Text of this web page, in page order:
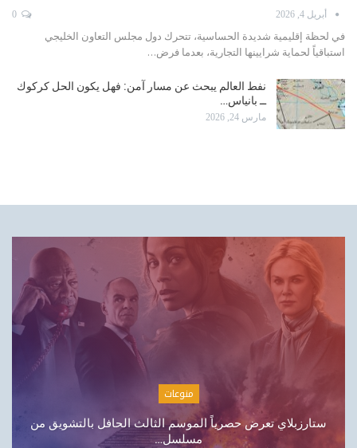
أبريل 4, 2026
في لحظة إقليمية شديدة الحساسية، تتحرك دول مجلس التعاون الخليجي
استباقياً لحماية شرايينها التجارية، بعدما فرض…
نفط العالم يبحث عن مسار آمن: فهل يكون الحل كركوك
ــ بانياس…
مارس 24, 2026
مصارف
البرازيل تخفض سعر الفائدة إلي 14% للمرة الرابعة على
التوالي